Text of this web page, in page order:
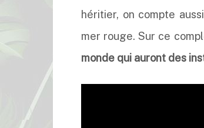
héritier, on compte aussi
mer rouge. Sur ce
monde qui auront des